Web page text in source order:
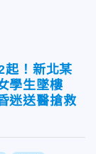
起！新北某
學生墜樓
迷送醫搶救